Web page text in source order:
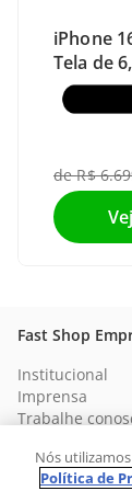
iPhone
Tela de
48MP
deR$ 6.
Fast Shop
Institucional
Imprensa
Trabalhe
Nós
Política de